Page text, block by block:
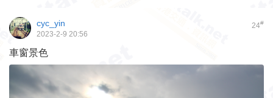
24#
cyc_yin
2023-2-9 20:56
車窗景色